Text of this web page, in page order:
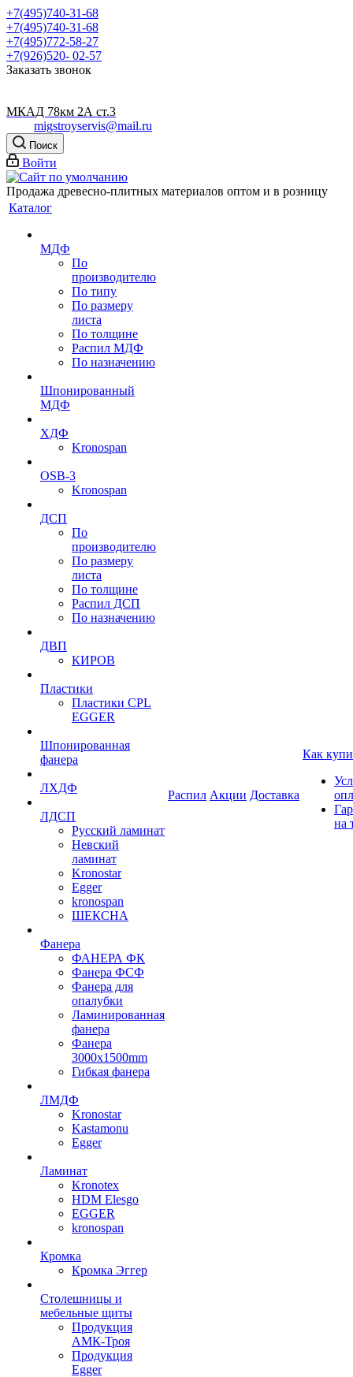
+7(495)740-31-68
+7(495)740-31-68
+7(495)772-58-27
+7(926)520- 02-57
Заказать звонок
МКАД 78км 2А ст.3
migstroyservis@mail.ru
Поиск
Войти
Продажа древесно-плитных материалов оптом и в розницу
Каталог
МДФ
По
производителю
По типу
По размеру
листа
По толщине
Распил МДФ
По назначению
Шпонированный
МДФ
ХДФ
Kronospan
OSB-3
Kronospan
ДСП
По
производителю
По размеру
листа
По толщине
Распил ДСП
По назначению
ДВП
КИРОВ
Пластики
Пластики CPL
EGGER
Шпонированная
фанера
ЛХДФ
ЛДСП
Русский ламинат
Невский
ламинат
Kronostar
Egger
kronospan
ШЕКСНА
Фанера
ФАНЕРА ФК
Фанера ФСФ
Фанера для
опалубки
Ламинированная
фанера
Фанера
3000х1500mm
Гибкая фанера
ЛМДФ
Kronostar
Kastamonu
Egger
Ламинат
Kronotex
HDM Elesgo
EGGER
kronospan
Кромка
Кромка Эггер
Столешницы и
мебельные щиты
Продукция
АМК-Троя
Продукция
Egger
Распил Акции Доставка
Как
на